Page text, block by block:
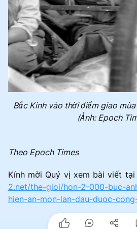
Bắc Kinh vào thời điểm giao
(Ảnh: Epoch
Theo Epoch Times
Kính mời Quý vị xem bài viết tại
2.net/the-gioi/hon-2-000-buc-
hien-an-mon-lan-dau-duoc-